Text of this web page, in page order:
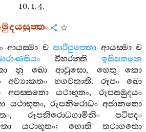
10. 1. 4.
ආයස‍්මා ච සාරිපුත‍්තො ආයස‍්මා ච
විහරන‍්ති
ඉසිපතනෙ
නු ඛො ආවුසො, හෙතු
කො
අව්‍යාකතං භගවතාති. රූපං
ඛො
අපස‍්සතො යථාභූතං, රූපසමුදයං
යථාභූතං, රූපනිරොධං අජානතො
, රූපනිරොධගාමිනිං
පටිපදං
යථාභූතං:හොති
තථාගතො